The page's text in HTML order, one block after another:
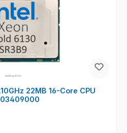
22MB 16-Core CPU